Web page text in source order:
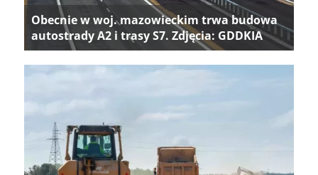
Obecnie w woj. mazowieckim trwa budowa
autostrady A2 i trasy S7. Zdjęcia: GDDKIA